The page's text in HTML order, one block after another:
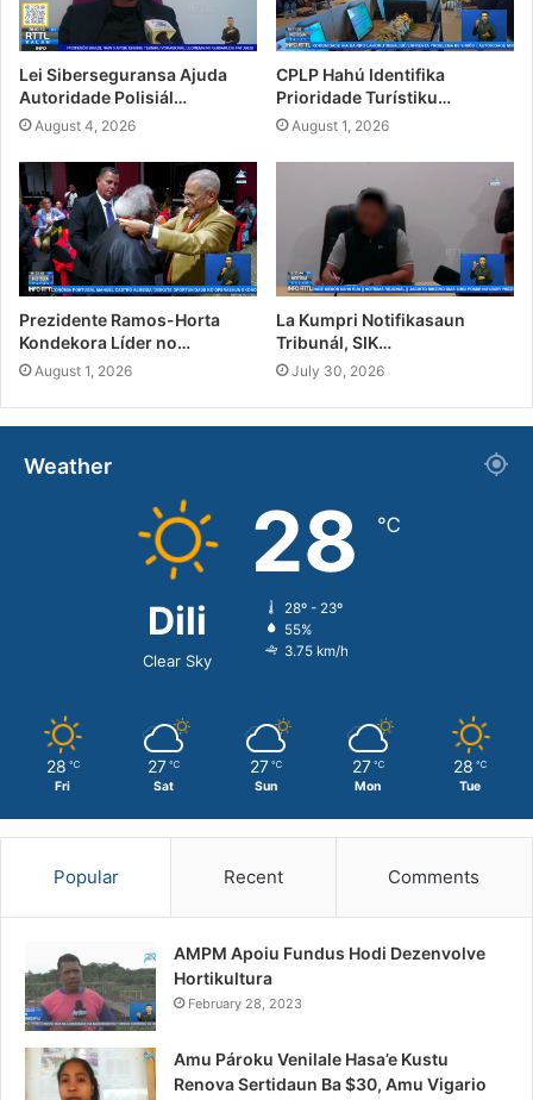
Lei Siberseguransa Ajuda
Autoridade Polisiál…
August 4, 2026
CPLP Hahú Identifika
Prioridade Turístiku…
August 1, 2026
Prezidente Ramos-Horta
Kondekora Líder no…
August 1, 2026
La Kumpri Notifikasaun
Tribunál, SIK…
July 30, 2026
Weather
Dili
Clear Sky
28 ℃
28º - 23º
55%
3.75 km/h
28 ℃
Fri
27 ℃
Sat
27 ℃
Sun
27 ℃
Mon
28 ℃
Tue
Popular Recent Comments
AMPM Apoiu Fundus Hodi Dezenvolve
Hortikultura
February 28, 2023
Amu Pároku Venilale Hasa’e Kustu
Renova Sertidaun Ba $30, Amu Vigario